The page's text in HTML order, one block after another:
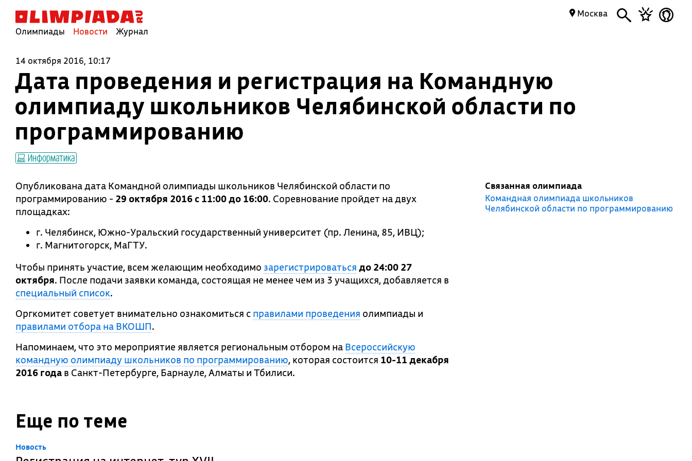
Олимпиады Новости Журнал
Москва
14 октября 2016, 10:17
Дата проведения и регистрация на Командную
олимпиаду школьников Челябинской области по
программированию
Информатика
Опубликована дата Командной олимпиады школьников Челябинской области по
программированию - 29 октября 2016 c 11:00 до 16:00. Соревнование пройдет на двух
площадках:
г. Челябинск, Южно-Уральский государственный университет (пр. Ленина, 85, ИВЦ);
г. Магнитогорск, МаГТУ.
Чтобы принять участие, всем желающим необходимо зарегистрироваться до 24:00 27
октября. После подачи заявки команда, состоящая не менее чем из 3 учащихся, добавляется в
специальный список.
Оргкомитет советует внимательно ознакомиться с правилами проведения олимпиады и
правилами отбора на ВКОШП.
Напоминаем, что это мероприятие является региональным отбором на Всероссийскую
командную олимпиаду школьников по программированию, которая состоится 10-11 декабря
2016 года в Санкт-Петербурге, Барнауле, Алматы и Тбилиси.
Связанная олимпиада
Командная олимпиада школьников
Челябинской области по программированию
Еще по теме
Новость